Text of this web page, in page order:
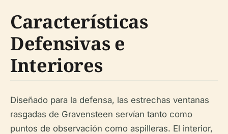
Características
Defensivas e
Interiores
Diseñado para la defensa, las estrechas ventanas
rasgadas de Gravensteen servían tanto como
puntos de observación como aspilleras. El interior,